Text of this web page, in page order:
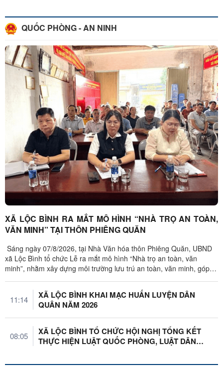
QUỐC PHÒNG - AN NINH
XÃ LỘC BÌNH RA MẮT MÔ HÌNH “NHÀ TRỌ AN TOÀN,
VĂN MINH” TẠI THÔN PHIÊNG QUĂN
Sáng ngày 07/8/2026, tại Nhà Văn hóa thôn Phiêng Quăn, UBND
xã Lộc Bình tổ chức Lễ ra mắt mô hình “Nhà trọ an toàn, văn
minh”, nhằm xây dựng môi trường lưu trú an toàn, văn minh, góp
11:14
XÃ LỘC BÌNH KHAI MẠC HUẤN LUYỆN DÂN
QUÂN NĂM 2026
08:05
XÃ LỘC BÌNH TỔ CHỨC HỘI NGHỊ TỔNG KẾT
THỰC HIỆN LUẬT QUỐC PHÒNG, LUẬT DÂN